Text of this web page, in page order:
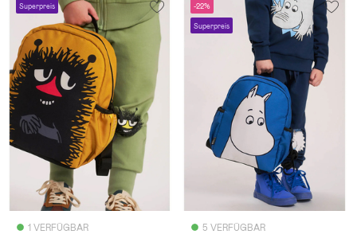
Superpreis
1 VERFÜGBAR
-22%
Superpreis
5 VERFÜGBAR